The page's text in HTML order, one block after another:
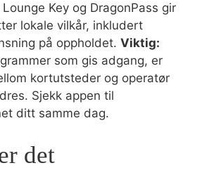
Key og DragonPass gir
lokale vilkår, inkludert
på oppholdet. Viktig:
som gis adgang, er
kortutsteder og operatør
Sjekk appen til
ditt samme dag.
det